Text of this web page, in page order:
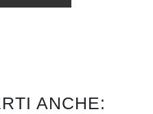
ANCHE: